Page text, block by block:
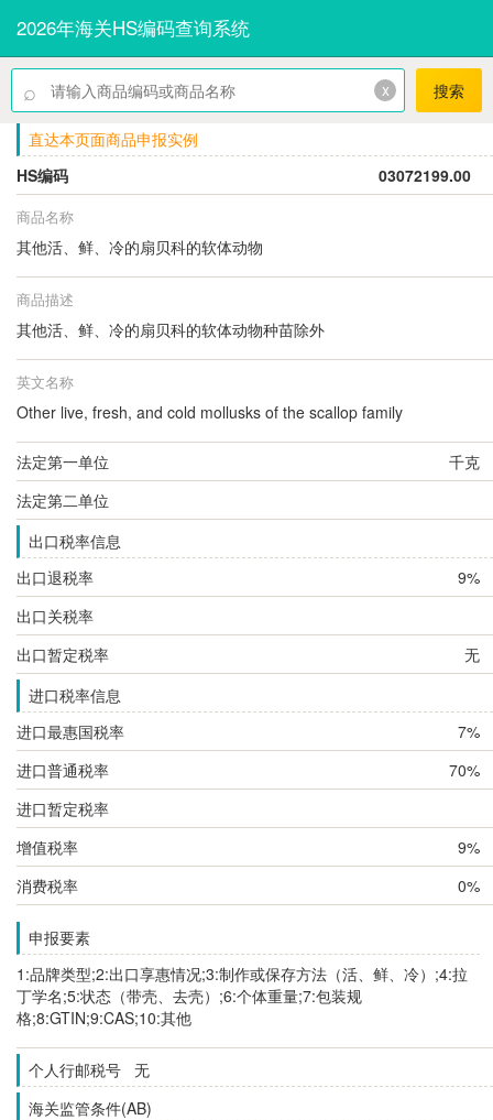
2026年海关HS编码查询系统
⌕ x 搜索
直达本页面商品申报实例
HS编码
03072199.00
商品名称
其他活、鲜、冷的扇贝科的软体动物
商品描述
其他活、鲜、冷的扇贝科的软体动物种苗除外
英文名称
Other live, fresh, and cold mollusks of the scallop family
法定第一单位
千克
法定第二单位
出口税率信息
出口退税率
9%
出口关税率
出口暂定税率
无
进口税率信息
进口最惠国税率
7%
进口普通税率
70%
进口暂定税率
增值税率
9%
消费税率
0%
申报要素
1:品牌类型;2:出口享惠情况;3:制作或保存方法（活、鲜、冷）;4:拉
丁学名;5:状态（带壳、去壳）;6:个体重量;7:包装规
格;8:GTIN;9:CAS;10:其他
个人行邮税号 无
海关监管条件(AB)